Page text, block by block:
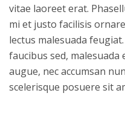
vitae laoreet erat.
mi et justo facilisis
lectus malesuada
faucibus sed, malesuada
augue, nec accumsan
scelerisque posuere sit